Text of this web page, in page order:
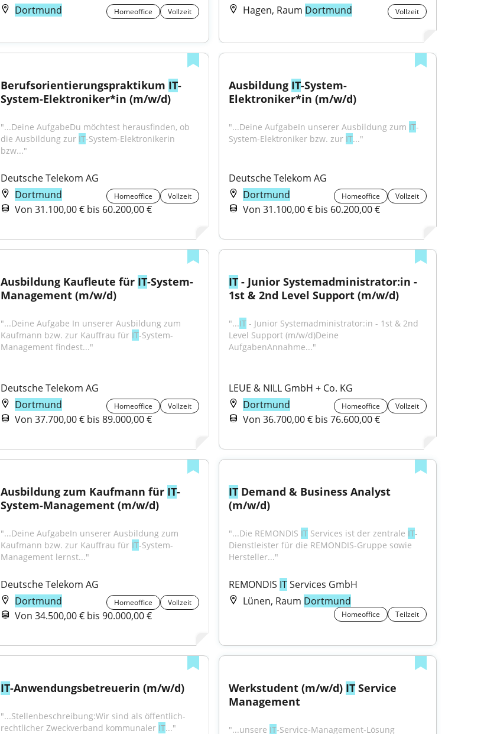
Dortmund
Homeoffice Vollzeit
Hagen, Raum Dortmund Vollzeit
Berufsorientierungspraktikum IT-
System-Elektroniker*in (m/w/d)
"...Deine AufgabeDu möchtest herausfinden, ob
die Ausbildung zur IT-System-Elektronikerin
bzw..."
Deutsche Telekom AG
Dortmund
Homeoffice Vollzeit
Von 31.100,00 € bis 60.200,00 €
Ausbildung IT-System-
Elektroniker*in (m/w/d)
"...Deine AufgabeIn unserer Ausbildung zum IT-
System-Elektroniker bzw. zur IT..."
Deutsche Telekom AG
Dortmund
Homeoffice Vollzeit
Von 31.100,00 € bis 60.200,00 €
Ausbildung Kaufleute für IT-System-
Management (m/w/d)
"...Deine Aufgabe In unserer Ausbildung zum
Kaufmann bzw. zur Kauffrau für IT-System-
Management findest..."
Deutsche Telekom AG
Dortmund
Homeoffice Vollzeit
Von 37.700,00 € bis 89.000,00 €
IT - Junior Systemadministrator:in -
1st & 2nd Level Support (m/w/d)
"...IT - Junior Systemadministrator:in - 1st & 2nd
Level Support (m/w/d)Deine
AufgabenAnnahme..."
LEUE & NILL GmbH + Co. KG
Dortmund
Homeoffice Vollzeit
Von 36.700,00 € bis 76.600,00 €
Ausbildung zum Kaufmann für IT-
System-Management (m/w/d)
"...Deine AufgabeIn unserer Ausbildung zum
Kaufmann bzw. zur Kauffrau für IT-System-
Management lernst..."
Deutsche Telekom AG
Dortmund
Homeoffice Vollzeit
Von 34.500,00 € bis 90.000,00 €
IT Demand & Business Analyst
(m/w/d)
"...Die REMONDIS IT Services ist der zentrale IT-
Dienstleister für die REMONDIS-Gruppe sowie
Hersteller..."
REMONDIS IT Services GmbH
Lünen, Raum Dortmund
Homeoffice Teilzeit
IT-Anwendungsbetreuerin (m/w/d)
"...Stellenbeschreibung:Wir sind als öffentlich-
rechtlicher Zweckverband kommunaler IT..."
Werkstudent (m/w/d) IT Service
Management
"...unsere IT‑Service‑Management‑Lösung